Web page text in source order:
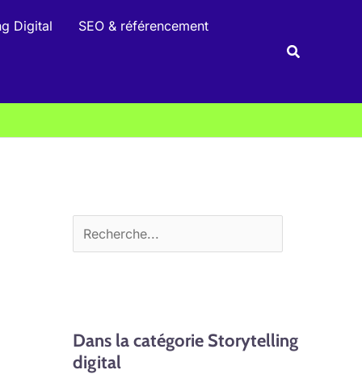
Digital SEO & référencement
r
e
Dans la catégorie Storytelling
digital